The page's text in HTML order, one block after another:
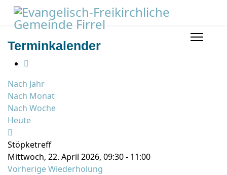
Terminkalender
Nach Jahr
Nach Monat
Nach Woche
Heute
Stöpketreff
Mittwoch, 22. April 2026, 09:30 - 11:00
Vorherige Wiederholung